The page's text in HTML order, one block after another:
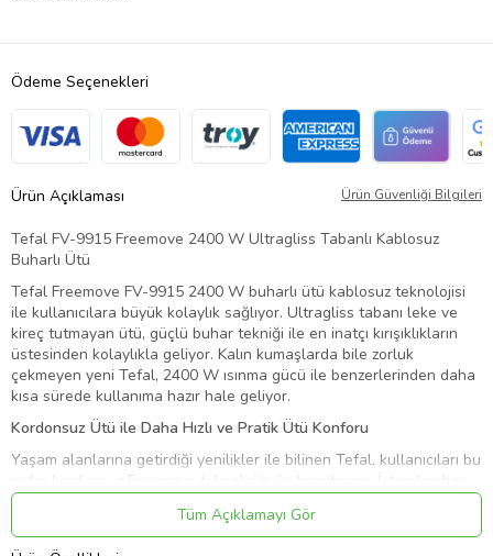
Ödeme Seçenekleri
Ürün Açıklaması Ürün Güvenliği Bilgileri
Tefal FV-9915 Freemove 2400 W Ultragliss Tabanlı Kablosuz
Buharlı Ütü
Tefal Freemove FV-9915 2400 W buharlı ütü kablosuz teknolojisi
ile kullanıcılara büyük kolaylık sağlıyor. Ultragliss tabanı leke ve
kireç tutmayan ütü, güçlü buhar tekniği ile en inatçı kırışıklıkların
üstesinden kolaylıkla geliyor. Kalın kumaşlarda bile zorluk
çekmeyen yeni Tefal, 2400 W ısınma gücü ile benzerlerinden daha
kısa sürede kullanıma hazır hale geliyor.
Kordonsuz Ütü ile Daha Hızlı ve Pratik Ütü Konforu
Yaşam alanlarına getirdiği yenilikler ile bilinen Tefal, kullanıcıları bu
sefer kordonsuz Freemove teknolojisi ile tanıştırıyor. İstenilen her
yerde ütü yapmayı mümkün kılan ütü, Ultragliss tabanı ile her
kumaş üzerinde kayarak hareket ediyor.
2400 W ısınma gücü ile birlikte 2 dakikadan az bir sürede kullanıma
Tüm Açıklamayı Gör